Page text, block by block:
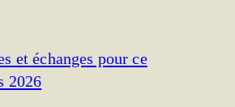
et échanges pour ce
2026